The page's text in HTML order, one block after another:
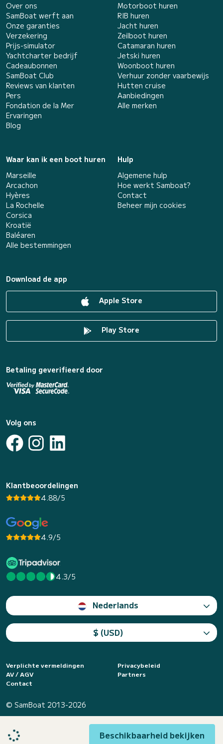
Beschikbaarheid bekijken
Over ons
SamBoat werft aan
Onze garanties
Verzekering
Prijs-simulator
Yachtcharter bedrijf
Cadeaubonnen
SamBoat Club
Reviews van klanten
Pers
Fondation de la Mer
Ervaringen
Blog
Motorboot huren
RIB huren
Jacht huren
Zeilboot huren
Catamaran huren
Jetski huren
Woonboot huren
Verhuur zonder vaarbewijs
Hutten cruise
Aanbiedingen
Alle merken
Waar kan ik een boot huren
Marseille
Arcachon
Hyères
La Rochelle
Corsica
Kroatië
Baléaren
Alle bestemmingen
Hulp
Algemene hulp
Hoe werkt Samboat?
Contact
Beheer mijn cookies
Download de app
Apple Store
Play Store
Betaling geverifieerd door
Volg ons
Klantbeoordelingen
4.88/5
4.9/5
4.3/5
Nederlands
$ (USD)
Verplichte vermeldingen
Privacybeleid
AV / AGV
Partners
Contact
© SamBoat 2013-2026